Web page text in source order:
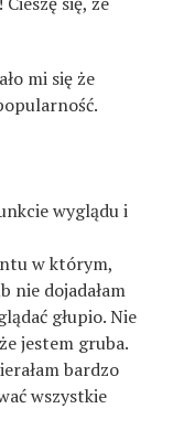
mi się że
wyglądu i
w którym,
nie dojadałam
głupio. Nie
jestem gruba.
bardzo
wszystkie